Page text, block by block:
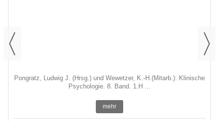
Pongratz, Ludwig J. (Hrsg.) und Wewetzer, K.-H.(Mitarb.): Klinische
Psychologie. 8. Band. 1.H ...
mehr